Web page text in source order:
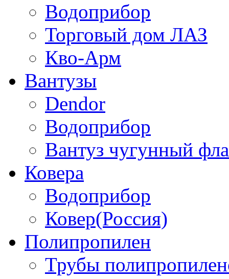
Водоприбор
Торговый дом ЛАЗ
Кво-Арм
Вантузы
Dendor
Водоприбор
Вантуз чугунный
Ковера
Водоприбор
Ковер(Россия)
Полипропилен
Трубы